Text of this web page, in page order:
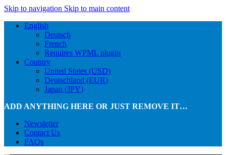
Skip to navigation Skip to main content
English
Deutsch
French
Requires WPML plugin
Country
United States (USD)
Deutschland (EUR)
Japan (JPY)
ADD ANYTHING HERE OR JUST REMOVE IT…
Newsletter
Contact Us
FAQs